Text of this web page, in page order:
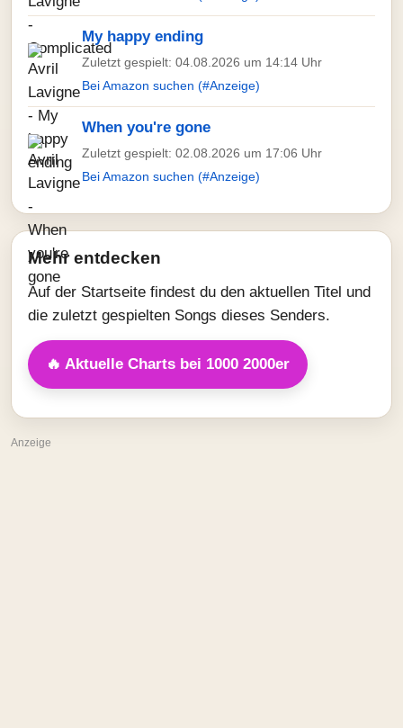
My happy ending
Zuletzt gespielt: 04.08.2026 um 14:14 Uhr
Bei Amazon suchen (#Anzeige)
When you're gone
Zuletzt gespielt: 02.08.2026 um 17:06 Uhr
Bei Amazon suchen (#Anzeige)
Mehr entdecken
Auf der Startseite findest du den aktuellen Titel und
die zuletzt gespielten Songs dieses Senders.
🔥 Aktuelle Charts bei 1000 2000er
Anzeige